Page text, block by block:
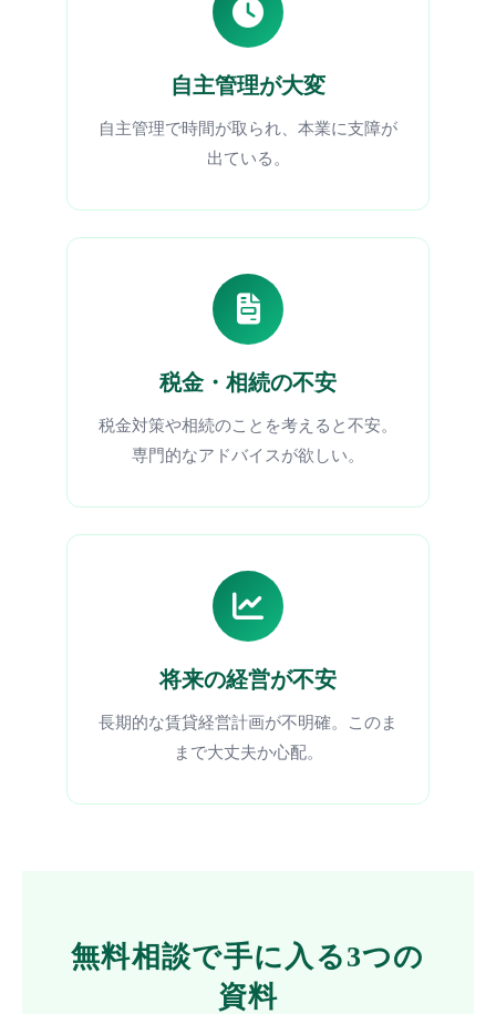
自主管理が大変
自主管理で時間が取られ、本業に支障が
出ている。
税金・相続の不安
税金対策や相続のことを考えると不安。
専門的なアドバイスが欲しい。
将来の経営が不安
長期的な賃貸経営計画が不明確。このま
まで大丈夫か心配。
無料相談で手に入る3つの
資料